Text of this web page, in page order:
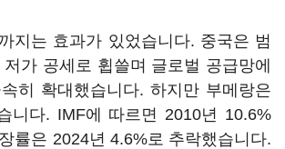
지는 효과가 있었습니다. 중국은 범
가 공세로 휩쓸며 글로벌 공급망에
히 확대했습니다. 하지만 부메랑은
니다. IMF에 따르면 2010년 10.6%
률은 2024년 4.6%로 추락했습니다.